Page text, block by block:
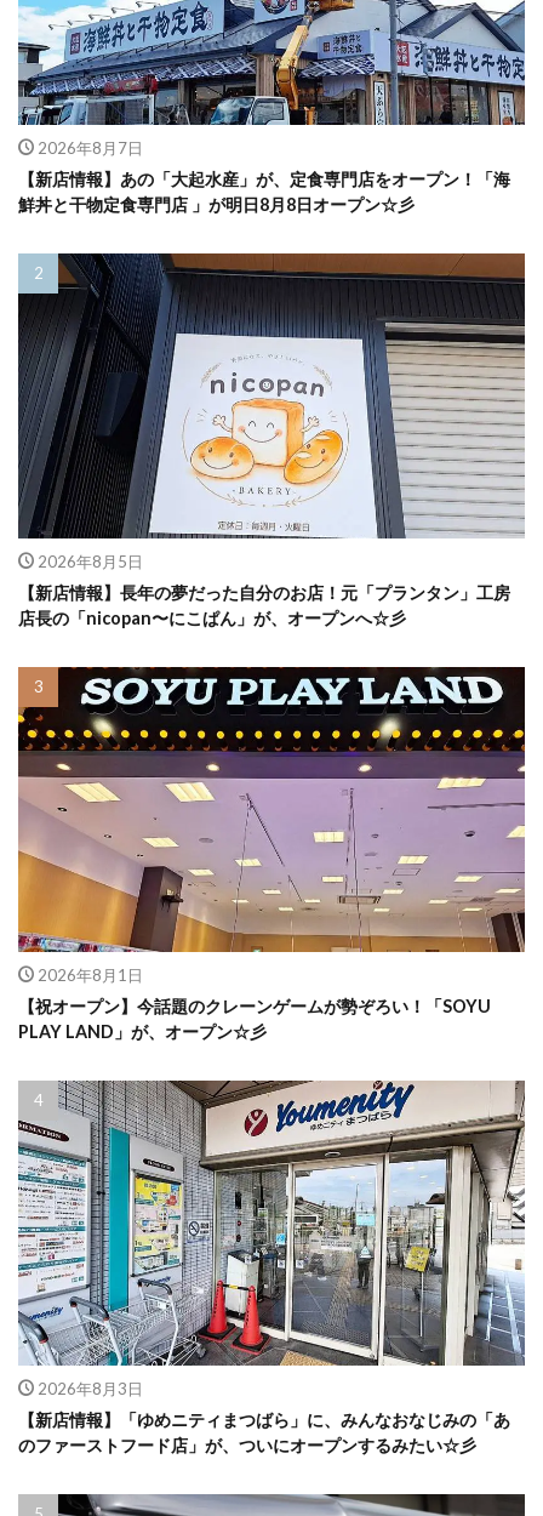
2026年8月7日
【新店情報】あの「大起水産」が、定食専門店をオープン！「海
鮮丼と干物定食専門店 」が明日8月8日オープン☆彡
2026年8月5日
【新店情報】長年の夢だった自分のお店！元「プランタン」工房
店長の「nicopan〜にこぱん」が、オープンへ☆彡
2026年8月1日
【祝オープン】今話題のクレーンゲームが勢ぞろい！「SOYU
PLAY LAND」が、オープン☆彡
2026年8月3日
【新店情報】「ゆめニティまつばら」に、みんなおなじみの「あ
のファーストフード店」が、ついにオープンするみたい☆彡